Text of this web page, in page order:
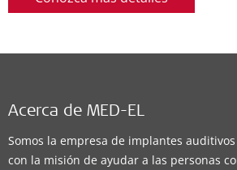
Acerca de MED-EL
Somos la empresa de implantes
con la misión de ayudar a las personas